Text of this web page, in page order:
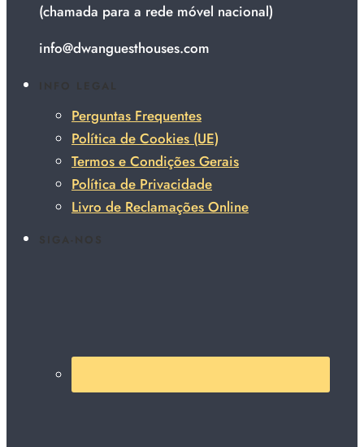
(chamada para a rede móvel nacional)
info@dwanguesthouses.com
Perguntas Frequentes
Política de Cookies (UE)
Termos e Condições Gerais
Política de Privacidade
Livro de Reclamações Online